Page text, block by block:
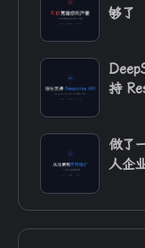
够了
持
做了
人企